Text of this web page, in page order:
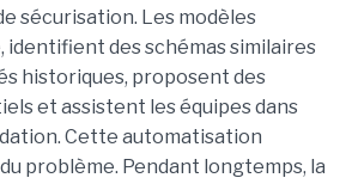
sécurisation. Les modèles
identifient des schémas similaires
historiques, proposent des
et assistent les équipes dans
Cette automatisation
problème. Pendant longtemps, la